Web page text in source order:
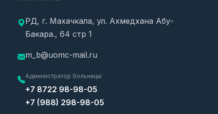
РД, г. Махачкала, ул. Ахмедхана Абу-
Бакара., 64 стр 1
m_b@uomc-mail.ru
Администратор больницы
+7 8722 98-98-05
+7 (988) 298-98-05